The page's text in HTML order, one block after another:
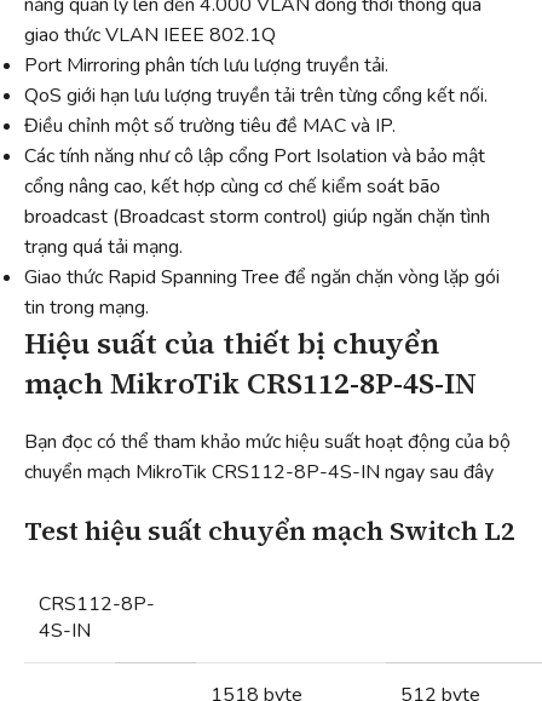
giao thức VLAN IEEE 802.1Q
Port Mirroring phân tích lưu lượng truyền tải.
QoS giới hạn lưu lượng truyền tải trên từng cổng kết nối.
Điều chỉnh một số trường tiêu đề MAC và IP.
Các tính năng như cô lập cổng Port Isolation và bảo mật
cổng nâng cao, kết hợp cùng cơ chế kiểm soát bão
broadcast (Broadcast storm control) giúp ngăn chặn tình
trạng quá tải mạng.
Giao thức Rapid Spanning Tree để ngăn chặn vòng lặp gói
tin trong mạng.
Hiệu suất của thiết bị chuyển
mạch MikroTik CRS112-8P-4S-IN
Bạn đọc có thể tham khảo mức hiệu suất hoạt động của bộ
chuyển mạch MikroTik CRS112-8P-4S-IN ngay sau đây
Test hiệu suất chuyển mạch Switch L2
CRS112-8P-
4S-IN
1518 byte 512 byte